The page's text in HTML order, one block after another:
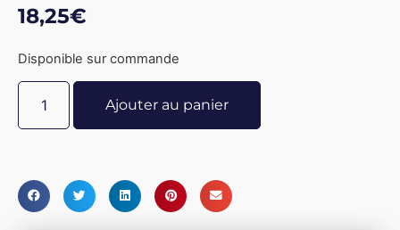
les animaux et les plantes.
18,25€
Disponible sur commande
Ajouter au panier